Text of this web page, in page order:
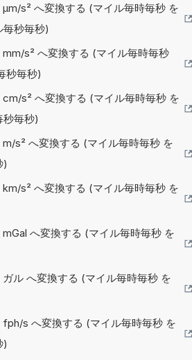
s² へ変換する (マイル毎時毎秒 を
毎秒毎秒)
s² へ変換する (マイル毎時毎秒
秒毎秒)
s² へ変換する (マイル毎時毎秒 を
秒毎秒)
s² へ変換する (マイル毎時毎秒 を
)
s² へ変換する (マイル毎時毎秒 を
へ変換する (マイル毎時毎秒 を
ル へ変換する (マイル毎時毎秒 を
s へ変換する (マイル毎時毎秒 を
)